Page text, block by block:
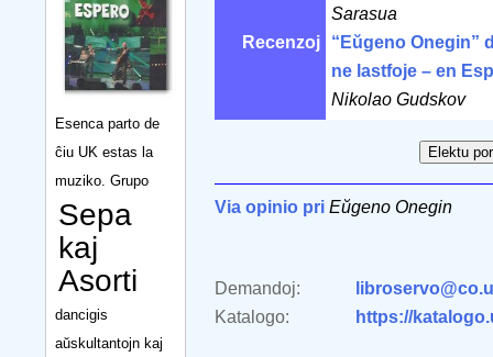
Esenca parto de
ĉiu UK estas la
muziko. Grupo
Sepa
kaj
Asorti
dancigis
aŭskultantojn kaj
Recenzoj
Sarasua
“Eŭgeno Onegin”
ne lastfoje – en
Nikolao Gudskov
Via opinio pri Eŭgeno Onegin
Demandoj:
Katalogo:
https://